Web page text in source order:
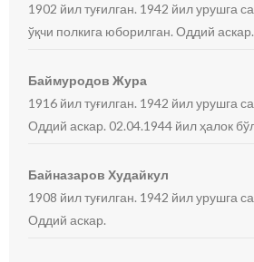
1902 йил туғилган. 1942 йил урушга
ўқчи полкига юборилган. Оддий аскар.
Баймуродов Жура
1916 йил туғилган. 1942 йил урушга
Оддий аскар. 02.04.1944 йил ҳалок
Байназаров Худайкул
1908 йил туғилган. 1942 йил урушга
Оддий аскар.